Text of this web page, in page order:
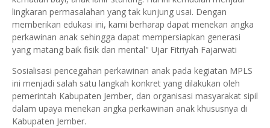
lingkaran permasalahan yang tak kunjung usai. Dengan
memberikan edukasi ini, kami berharap dapat menekan angka
perkawinan anak sehingga dapat mempersiapkan generasi
yang matang baik fisik dan mental" Ujar Fitriyah Fajarwati
Sosialisasi pencegahan perkawinan anak pada kegiatan MPLS
ini menjadi salah satu langkah konkret yang dilakukan oleh
pemerintah Kabupaten Jember, dan organisasi masyarakat sipil
dalam upaya menekan angka perkawinan anak khususnya di
Kabupaten Jember.